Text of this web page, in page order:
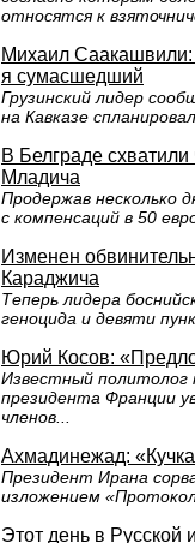
относятся к
Михаил Саакашвили:
я сумасшедший
Грузинский лидер
на Кавказе
В Белграде
Младича
Продержав несколько
с компенсаций в 50
Изменен
Караджича
Теперь лидера
геноцида и девяти
Юрий Косов:
Известный политолог
президента Франции
членов...
Ахмадинежад:
Президент Ирана
изложением
Этот день в Русской